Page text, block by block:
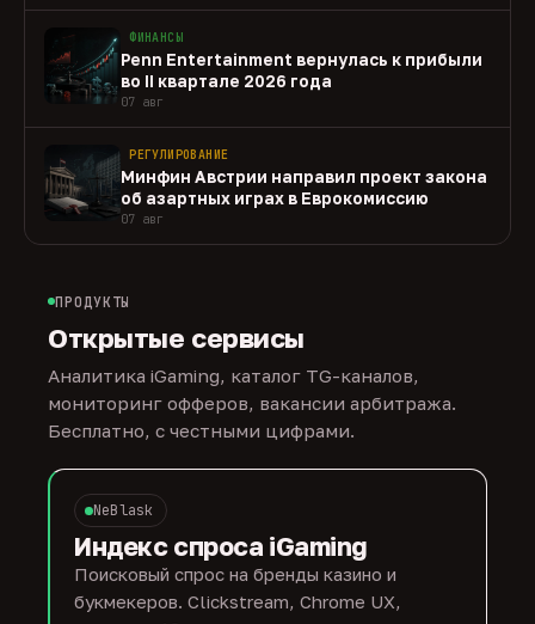
ФИНАНСЫ
Penn Entertainment вернулась к прибыли
во II квартале 2026 года
07 авг
РЕГУЛИРОВАНИЕ
Минфин Австрии направил проект закона
об азартных играх в Еврокомиссию
07 авг
ПРОДУКТЫ
Открытые сервисы
Аналитика iGaming, каталог TG-каналов,
мониторинг офферов, вакансии арбитража.
Бесплатно, с честными цифрами.
NeBlask
Индекс спроса iGaming
Поисковый спрос на бренды казино и
букмекеров. Clickstream, Chrome UX,